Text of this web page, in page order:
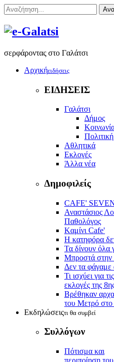
σερφάροντας στο Γαλάτσι
Αρχικήειδήσεις
ΕΙΔΗΣΕΙΣ
Γαλάτσι
Δήμος
Πολιτική
Αθλητικά
Εκλογές
Άλλα νέα
Δημοφιλείς
CAFE'
Αναστάσιος
Παθολόγος
Kαμίνι Cafe'
Η κατηφόρα
Τα δίνουν όλα
Μπροστά στην
Δεν τα φάγαμε
Τι ισχύει για
εκλογές της
Βρέθηκαν
του Μετρό στο
Εκδηλώσειςτι θα συμβεί
Συλλόγων
Πότισμα και